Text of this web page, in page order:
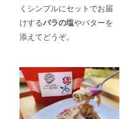
くシンプルにセットでお届
けするバラの塩やバターを
添えてどうぞ。